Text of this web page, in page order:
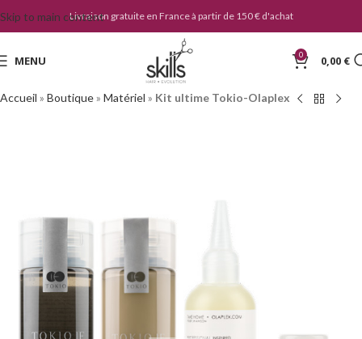
Skip to main contentLivraison gratuite en France à partir de 150 € d'achat
MENU 0 0,00 €
Accueil » Boutique» Matériel » Kit ultime Tokio-Olaplex